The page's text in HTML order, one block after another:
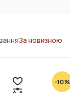
За новизною
-10%